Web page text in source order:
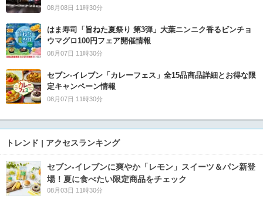
08月08日 11時30分
はま寿司「旨ねた夏祭り 第3弾」大葉ニンニク香るビンチョ
ウマグロ100円フェア開催情報
08月07日 11時30分
セブン‐イレブン「カレーフェス」全15品商品詳細とお得な限
定キャンペーン情報
08月07日 11時30分
トレンド | アクセスランキング
セブン‐イレブンに爽やか「レモン」スイーツ＆パン新登
場！夏に食べたい限定商品をチェック
08月03日 11時30分